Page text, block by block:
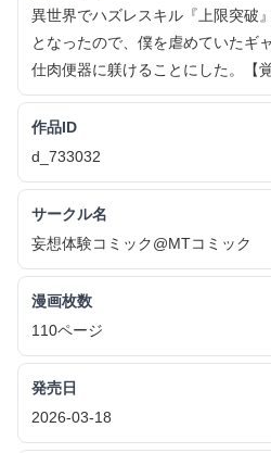
異世界でハズレスキル『上限突破
となったので、僕を虐めていたギ
仕肉便器に躾けることにした。【覚
作品ID
d_733032
サークル名
妄想体験コミック@MTコミック
漫画枚数
110ページ
発売日
2026-03-18